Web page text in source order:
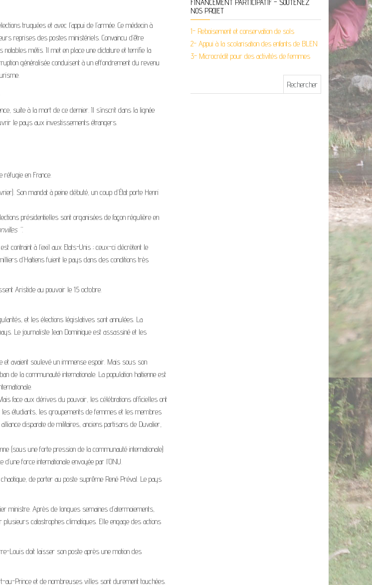
truquées et avec l’appui de l’armée. Ce médecin à
reprises des postes ministériels. Convaincu d’être
métis. Il met en place une dictature et terrifie la
généralisée conduisent à un effondrement du revenu
suite à la mort de ce dernier. Il s’inscrit dans la lignée
le pays aux investissements étrangers.
en France.
Son mandat à peine débuté, un coup d’État porte Henri
présidentielles sont organisées de façon régulière en
”.
contraint à l’exil aux Etats-Unis ; ceux-ci décrètent le
d’Haïtiens fuient le pays dans des conditions très
Aristide au pouvoir le 15 octobre.
et les élections législatives sont annulées. La
Le journaliste Jean Dominique est assassiné et les
et avaient soulevé un immense espoir. Mais sous son
de la communauté internationale. La population haïtienne est
face aux dérives du pouvoir, les célébrations officielles ont
étudiants, les groupements de femmes et les membres
disparate de militaires, anciens partisans de Duvalier,
(sous une forte pression de la communauté internationale)
force internationale envoyée par l’ONU.
de porter au poste suprême René Préval. Le pays
ministre. Après de longues semaines d’atermoiements,
catastrophes climatiques. Elle engage des actions
Louis doit laisser son poste après une motion des
Prince et de nombreuses villes sont durement touchées.
FINANCEMENT PARTICIPATIF – SOUTENEZ
NOS PROJET
1- Reboisement et conservation de sols
2- Appui à la scolarisation des enfants de BLEN
3- Microcrédit pour des activités de femmes